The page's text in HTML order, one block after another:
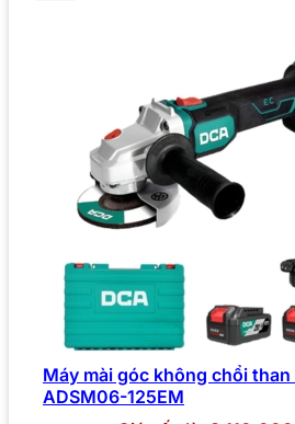
Máy mài góc không chổi
ADSM06-125EM